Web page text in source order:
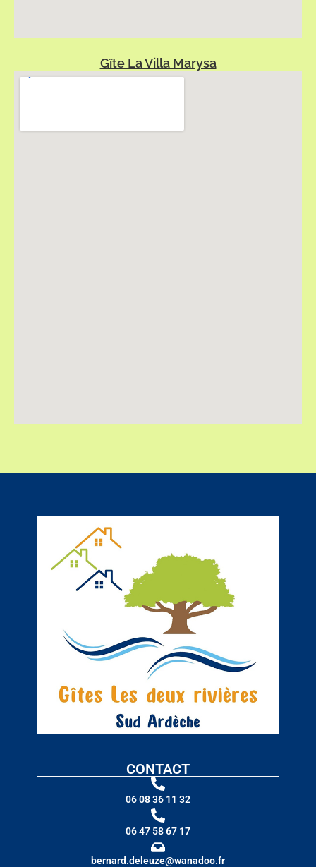
Gîte La Villa Marysa
CONTACT
06 08 36 11 32
06 47 58 67 17
bernard.deleuze@wanadoo.fr